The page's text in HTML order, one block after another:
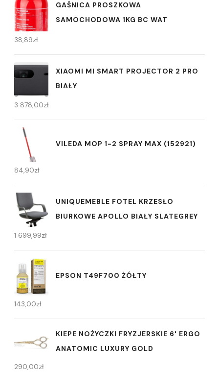
GAŚNICA PROSZKOWA
SAMOCHODOWA 1KG BC WAT
38,89zł
XIAOMI MI SMART PROJECTOR 2 PRO
BIAŁY
3 878,00zł
VILEDA MOP 1-2 SPRAY MAX (152921)
84,90zł
UNIQUEMEBLE FOTEL KRZESŁO
BIURKOWE APOLLO BIAŁY SLATEGREY
1 699,99zł
EPSON T49F700 ŻÓŁTY
143,00zł
KIEPE NOŻYCZKI FRYZJERSKIE 6' ERGO
ANATOMIC LUXURY GOLD
290,00zł